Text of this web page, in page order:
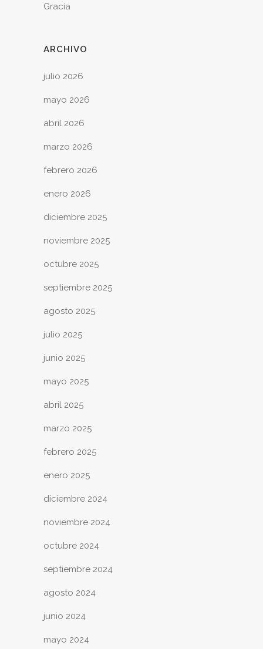
Gracia
ARCHIVO
julio 2026
mayo 2026
abril 2026
marzo 2026
febrero 2026
enero 2026
diciembre 2025
noviembre 2025
octubre 2025
septiembre 2025
agosto 2025
julio 2025
junio 2025
mayo 2025
abril 2025
marzo 2025
febrero 2025
enero 2025
diciembre 2024
noviembre 2024
octubre 2024
septiembre 2024
agosto 2024
junio 2024
mayo 2024